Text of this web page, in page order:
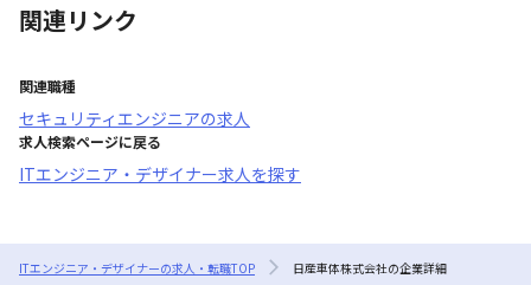
関連リンク
関連職種
セキュリティエンジニアの求人
求人検索ページに戻る
ITエンジニア・デザイナー求人を探す
ITエンジニア・デザイナーの求人・転職TOP 日産車体株式会社の企業詳細